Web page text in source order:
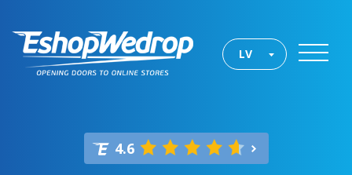
LV
4.6